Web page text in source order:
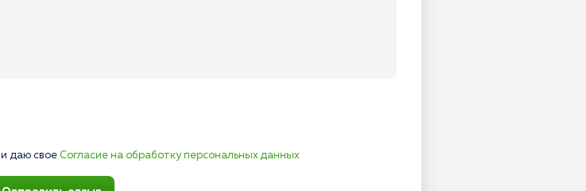
и даю свое Согласие на обработку персональных данных